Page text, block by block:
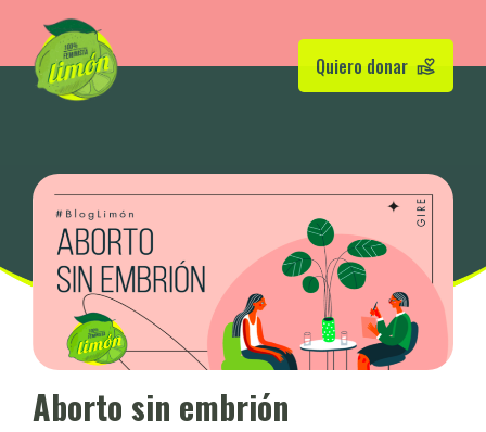
Quiero donar
Aborto sin embrión